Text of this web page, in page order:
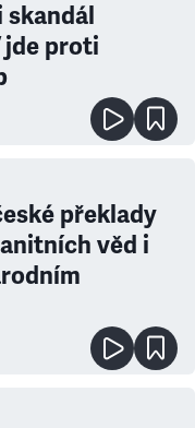
skandál
proti
překlady
věd i